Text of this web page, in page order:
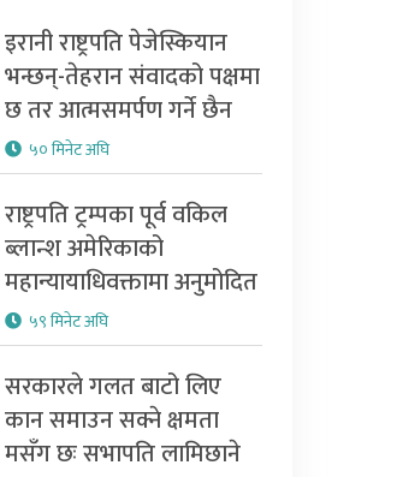
इरानी राष्ट्रपति पेजेस्कियान
भन्छन्-तेहरान संवादको पक्षमा
छ तर आत्मसमर्पण गर्ने छैन
५० मिनेट अघि
राष्ट्रपति ट्रम्पका पूर्व वकिल
ब्लान्श अमेरिकाको
महान्यायाधिवक्तामा अनुमोदित
५९ मिनेट अघि
सरकारले गलत बाटो लिए
कान समाउन सक्ने क्षमता
मसँग छः सभापति लामिछाने